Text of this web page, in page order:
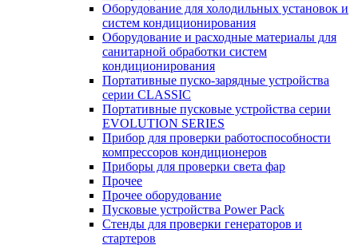
Оборудование для холодильных установок и
систем кондиционирования
Оборудование и расходные материалы для
санитарной обработки систем
кондиционирования
Портативные пуско-зарядные устройства
серии CLASSIC
Портативные пусковые устройства серии
EVOLUTION SERIES
Прибор для проверки работоспособности
компрессоров кондиционеров
Приборы для проверки света фар
Прочее
Прочее оборудование
Пусковые устройства Power Pack
Стенды для проверки генераторов и
стартеров